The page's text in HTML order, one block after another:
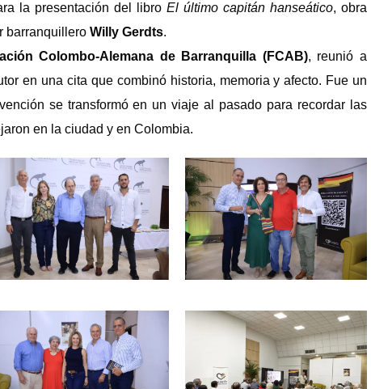
la presentación del libro El último capitán hanseático, obra
barranquillero Willy Gerdts.
Colombo-Alemana de Barranquilla (FCAB), reunió a
en una cita que combinó historia, memoria y afecto. Fue un
se transformó en un viaje al pasado para recordar las
en la ciudad y en Colombia.